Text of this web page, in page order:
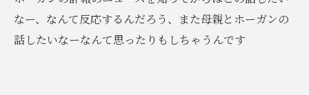
なー、なんて反応するんだろう、また母親とホーガンの
話したいなーなんて思ったりもしちゃうんです